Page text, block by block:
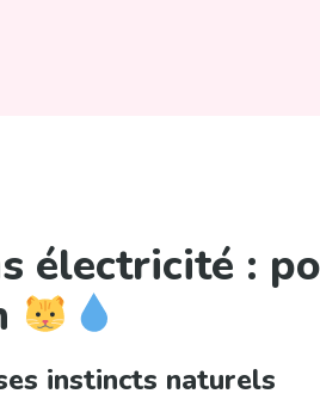
électricité :
instincts naturels